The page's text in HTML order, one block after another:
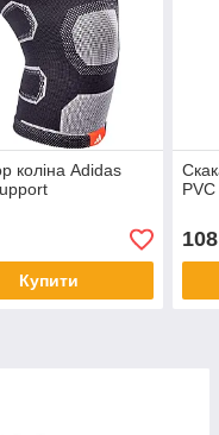
коліна Adidas
Купити
108